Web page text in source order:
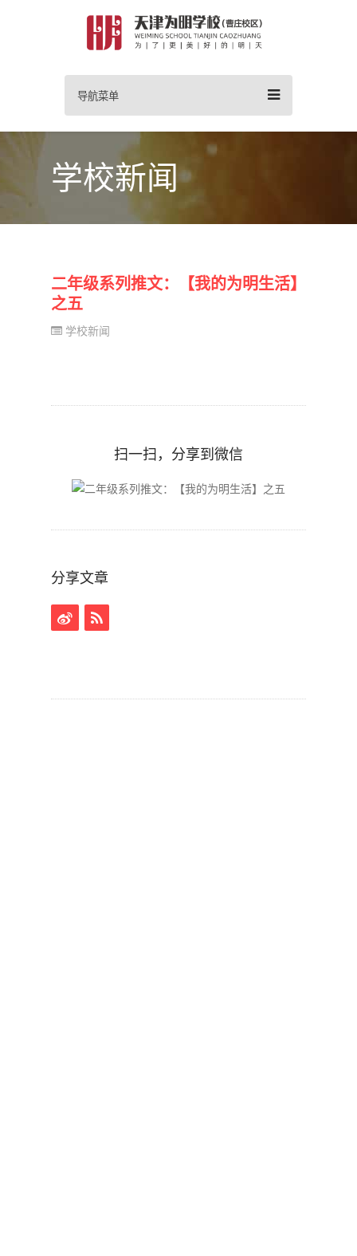
导航菜单
学校新闻
二年级系列推文：【我的为明生活】
之五
学校新闻
扫一扫，分享到微信
分享文章